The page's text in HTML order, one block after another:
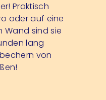
Praktisch
oder auf eine
Wand sind sie
lang
von